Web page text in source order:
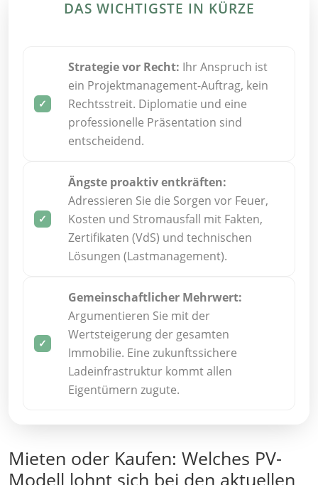
DAS WICHTIGSTE IN KÜRZE
Strategie vor Recht: Ihr Anspruch ist
ein Projektmanagement-Auftrag, kein
Rechtsstreit. Diplomatie und eine
professionelle Präsentation sind
entscheidend.
Ängste proaktiv entkräften:
Adressieren Sie die Sorgen vor Feuer,
Kosten und Stromausfall mit Fakten,
Zertifikaten (VdS) und technischen
Lösungen (Lastmanagement).
Gemeinschaftlicher Mehrwert:
Argumentieren Sie mit der
Wertsteigerung der gesamten
Immobilie. Eine zukunftssichere
Ladeinfrastruktur kommt allen
Eigentümern zugute.
Mieten oder Kaufen: Welches PV-
Modell lohnt sich bei den aktuellen